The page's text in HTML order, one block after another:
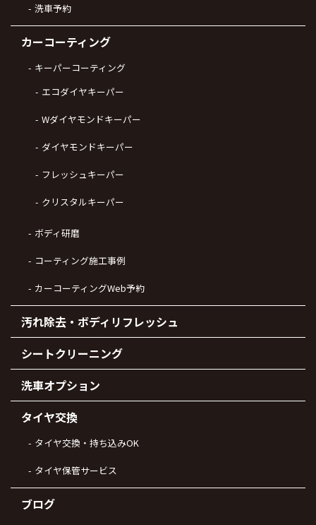
洗車予約
カーコーティング
キーパーコーティング
エコダイヤキーパー
Wダイヤモンドキーパー
ダイヤモンドキーパー
フレッシュキーパー
クリスタルキーパー
ボディ研磨
コーティング施工事例
カーコーティングWeb予約
汚れ除去・ボディリフレッシュ
シートクリーニング
洗車オプション
タイヤ交換
タイヤ交換・持ち込みOK
タイヤ保管サービス
ブログ